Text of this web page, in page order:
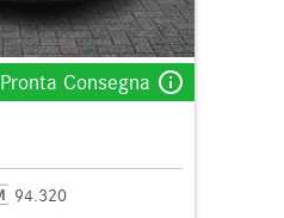
Pronta Consegna info_outline
94.320